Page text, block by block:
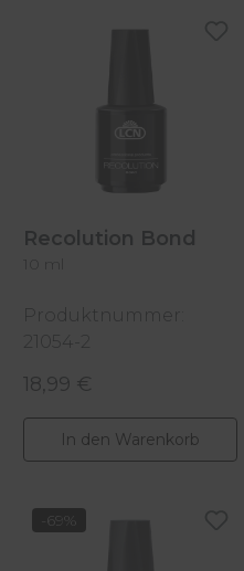
Recolution Bond
Produktnummer:
21054-2
Regulärer Preis:
18,99 €
In den Warenkorb
-69%